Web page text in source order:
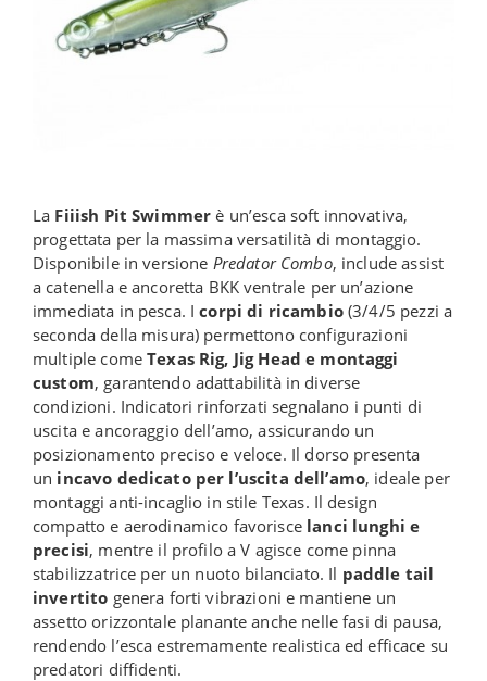
La Fiiish Pit Swimmer è un’esca soft innovativa,
progettata per la massima versatilità di montaggio.
Disponibile in versione Predator Combo, include assist
a catenella e ancoretta BKK ventrale per un’azione
immediata in pesca. Icorpi di ricambio(3/4/5 pezzi a
seconda della misura) permettono configurazioni
multiple comeTexas Rig, Jig Head e montaggi
custom, garantendo adattabilità in diverse
condizioni. Indicatori rinforzati segnalano i punti di
uscita e ancoraggio dell’amo, assicurando un
posizionamento preciso e veloce. Il dorso presenta
un incavo dedicato per l’uscita dell’amo, ideale per
montaggi anti-incaglio in stile Texas. Il design
compatto e aerodinamico favorisce lanci lunghi e
precisi, mentre il profilo a V agisce come pinna
stabilizzatrice per un nuoto bilanciato. Il paddle tail
invertito genera forti vibrazioni e mantiene un
assetto orizzontale planante anche nelle fasi di pausa,
rendendo l’esca estremamente realistica ed efficace su
predatori diffidenti.